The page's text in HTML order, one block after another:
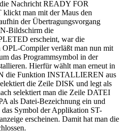
Nachricht READY FOR
man mit der Maus den
der Übertragungsvorgang
Bildschirm die
erscheint, war die
Compiler verläßt man nun mit
das Programmsymbol in der
Hierfür wählt man erneut in
die Funktion INSTALLIEREN aus
die Zeile DISK und legt als
selektiert man die Zeile DATEI
als Datei-Bezeichnung ein und
Symbol der Applikation ST-
erscheinen. Damit hat man die